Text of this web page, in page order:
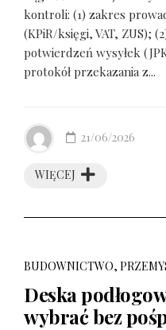
kontroli: (1) zakres
(KPiR/księgi, VAT, ZUS);
potwierdzeń wysyłek
protokół przekazania z...
WIĘCEJ
21/06/2026
BUDOWNICTWO,
Deska
wybrać bez